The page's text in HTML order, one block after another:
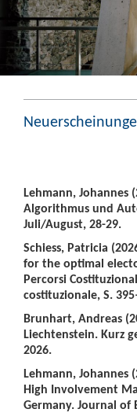
Lehmann, Johannes
Algorithmus und
Juli/August, 28-29.
Schiess, Patricia
for the optimal
Percorsi
costituzionale, S.
Brunhart, Andreas
Liechtenstein. Kurz
2026.
Lehmann, Johannes
High Involvement
Germany. Journal of